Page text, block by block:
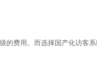
的费用。而选择国产化访客